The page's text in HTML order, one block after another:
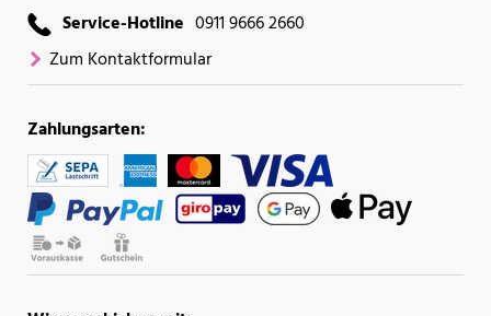
Service-Hotline 0911 9666 2660
Zum Kontaktformular
Zahlungsarten: